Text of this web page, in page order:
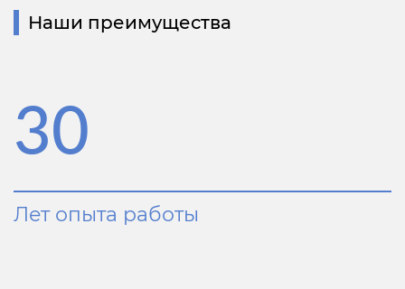
Наши преимущества
30
Лет опыта работы